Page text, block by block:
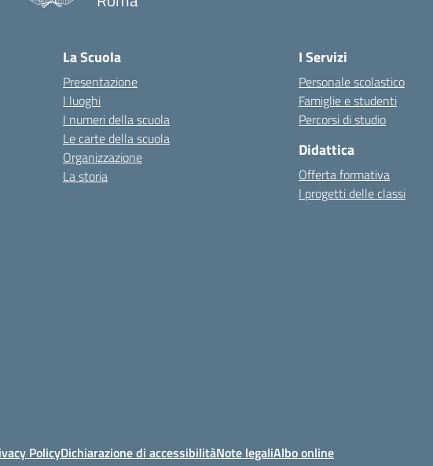
La Scuola
Presentazione
I luoghi
I numeri della scuola
Le carte della scuola
Organizzazione
La storia
I Servizi
Personale scolastico
Famiglie e studenti
Percorsi di studio
Didattica
Offerta formativa
I progetti delle classi
PolicyDichiarazione di accessibilitàNote legaliAlbo online